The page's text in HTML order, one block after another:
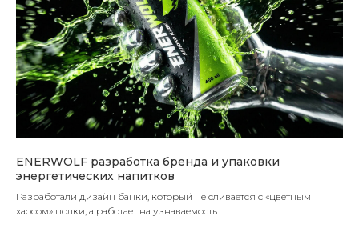
ENERWOLF разработка бренда и упаковки
энергетических напитков
Разработали дизайн банки, который не сливается с «цветным
хаосом» полки, а работает на узнаваемость. ...